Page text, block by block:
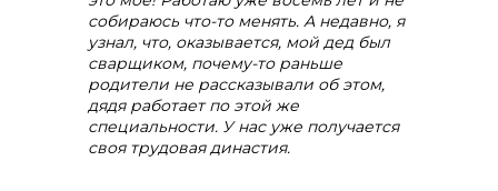
собираюсь что-то менять. А недавно, я
узнал, что, оказывается, мой дед был
сварщиком, почему-то раньше
родители не рассказывали об этом,
дядя работает по этой же
специальности. У нас уже получается
своя трудовая династия.